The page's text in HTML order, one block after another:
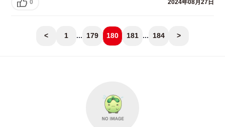
0 2024年08月27日
< 1 ... 179 180 181 ... 184 >